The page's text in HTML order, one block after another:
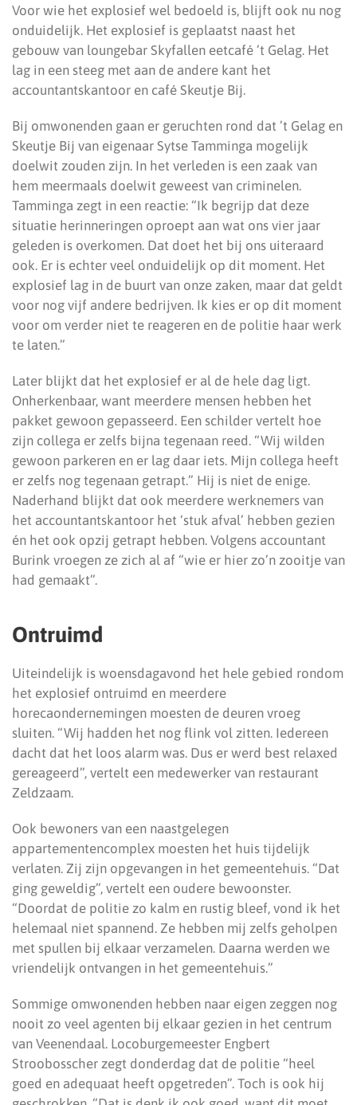
Voor wie het explosief wel bedoeld is, blijft ook nu nog
onduidelijk. Het explosief is geplaatst naast het
gebouw van loungebar Skyfallen eetcafé ’t Gelag. Het
lag in een steeg met aan de andere kant het
accountantskantoor en café Skeutje Bij.
Bij omwonenden gaan er geruchten rond dat ’t Gelag en
Skeutje Bij van eigenaar Sytse Tamminga mogelijk
doelwit zouden zijn. In het verleden is een zaak van
hem meermaals doelwit geweest van criminelen.
Tamminga zegt in een reactie: “Ik begrijp dat deze
situatie herinneringen oproept aan wat ons vier jaar
geleden is overkomen. Dat doet het bij ons uiteraard
ook. Er is echter veel onduidelijk op dit moment. Het
explosief lag in de buurt van onze zaken, maar dat geldt
voor nog vijf andere bedrijven. Ik kies er op dit moment
voor om verder niet te reageren en de politie haar werk
te laten.”
Later blijkt dat het explosief er al de hele dag ligt.
Onherkenbaar, want meerdere mensen hebben het
pakket gewoon gepasseerd. Een schilder vertelt hoe
zijn collega er zelfs bijna tegenaan reed. “Wij wilden
gewoon parkeren en er lag daar iets. Mijn collega heeft
er zelfs nog tegenaan getrapt.” Hij is niet de enige.
Naderhand blijkt dat ook meerdere werknemers van
het accountantskantoor het ‘stuk afval’ hebben gezien
én het ook opzij getrapt hebben. Volgens accountant
Burink vroegen ze zich al af “wie er hier zo’n zooitje van
had gemaakt”.
Ontruimd
Uiteindelijk is woensdagavond het hele gebied rondom
het explosief ontruimd en meerdere
horecaondernemingen moesten de deuren vroeg
sluiten. “Wij hadden het nog flink vol zitten. Iedereen
dacht dat het loos alarm was. Dus er werd best relaxed
gereageerd”, vertelt een medewerker van restaurant
Zeldzaam.
Ook bewoners van een naastgelegen
appartementencomplex moesten het huis tijdelijk
verlaten. Zij zijn opgevangen in het gemeentehuis. “Dat
ging geweldig”, vertelt een oudere bewoonster.
“Doordat de politie zo kalm en rustig bleef, vond ik het
helemaal niet spannend. Ze hebben mij zelfs geholpen
met spullen bij elkaar verzamelen. Daarna werden we
vriendelijk ontvangen in het gemeentehuis.”
Sommige omwonenden hebben naar eigen zeggen nog
nooit zo veel agenten bij elkaar gezien in het centrum
van Veenendaal. Locoburgemeester Engbert
Stroobosscher zegt donderdag dat de politie “heel
goed en adequaat heeft opgetreden”. Toch is ook hij